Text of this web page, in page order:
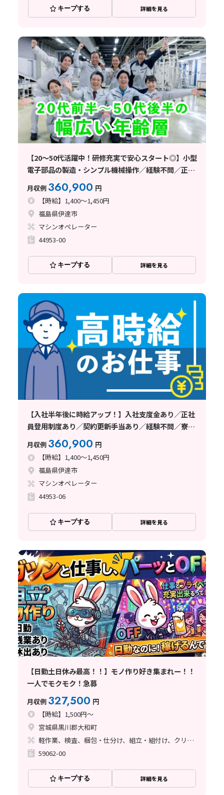
キープする 詳細を見る
【20〜50代活躍中！研修充実で安心スタート◎】小型
電子部品の製造・シンプル機械操作／経験不問／正社
員登用制度あり／寮完備
月収例 360,900 円
【時給】1,400～1,450円
福島県伊達市
マシンオペレーター
44953-00
キープする 詳細を見る
【入社半年後に時給アップ！】入社支度金あり／正社
員登用制度あり／契約更新手当あり／経験不問／寮完
月収例 360,900 円
【時給】1,400～1,450円
福島県伊達市
マシンオペレーター
44953-06
キープする 詳細を見る
【日勤土日休み最高！！】モノ作り好き集まれー！！
一人でモクモク！急募
月収例 327,500 円
【時給】1,500円～
宮城県黒川郡大和町
軽作業、検査、梱包・仕分け、組立・組付け、クリーンルーム、立ち作業
59062-00
キープする 詳細を見る